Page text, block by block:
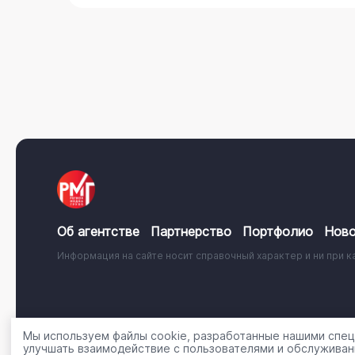
Об агентстве Партнерство Портфолио
Информация на сайте носит справочный характер и ни при
© 2001 - 2026, ООО «Регион Медиа Групп» Политика
Мы используем файлы cookie, разработанные нашими
улучшать взаимодействие с пользователями и